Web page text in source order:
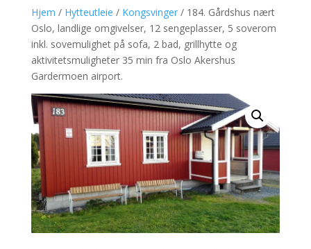
Hjem / Hytteutleie / Kongsvinger/ 184. Gårdshus nært
Oslo, landlige omgivelser, 12 sengeplasser, 5 soverom
inkl. sovemulighet på sofa, 2 bad, grillhytte og
aktivitetsmuligheter 35 min fra Oslo Akershus
Gardermoen airport.